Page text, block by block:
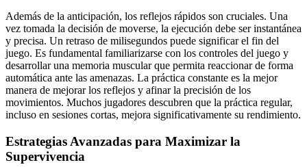
Además de la anticipación, los reflejos rápidos son cruciales. Una
vez tomada la decisión de moverse, la ejecución debe ser instantánea
y precisa. Un retraso de milisegundos puede significar el fin del
juego. Es fundamental familiarizarse con los controles del juego y
desarrollar una memoria muscular que permita reaccionar de forma
automática ante las amenazas. La práctica constante es la mejor
manera de mejorar los reflejos y afinar la precisión de los
movimientos. Muchos jugadores descubren que la práctica regular,
incluso en sesiones cortas, mejora significativamente su rendimiento.
Estrategias Avanzadas para Maximizar la
Supervivencia